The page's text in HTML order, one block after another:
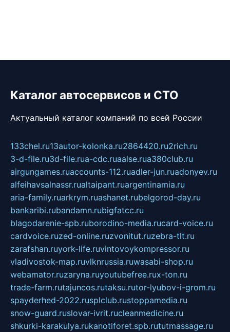
Каталог автосервисов и СТО
Актуальный каталог компаний по всей России
133chel.ru13autor-kolonka.ru2864420.ru2rich.ru
3-d-file.ru3d-file.rua-cdc.ruaalse.rua380club.ru
airgungames.ruaccounts-112.ruadler-jun.ruadonyev.ru
alfeihavsalnassr.rualtaipant.ruargentinamia.ru
aria-family.ruarkrym.ruashanet.rubelgorod-day.ru
bankaribi.rubandamn.rubigfatcc.ru
blagodarenie-spb.ruborodino-media.rucard-voice.ru
cardvoice.ruzed-online.ruzvonitut.ruzebra-tlt.ru
zarafshan.ruyork-life.ruvintovoykompressor.ru
vladivostok-map.ruvlknrussia.ruwasabi-shop.ru
webamator.ruzaryna.ruyoutubefree.rux-ton.ru
trade-farm.rutajuncos.rutaksu.rutor-lyubov-i-grom.ru
spayderhed-2022.rusplclub.rustoppamedia.ru
snow-guard.ruslovar-ivrit.rucleanmedicine.ru
shkurki-karakulya.rukanotiforet.spb.rututmassage.ru